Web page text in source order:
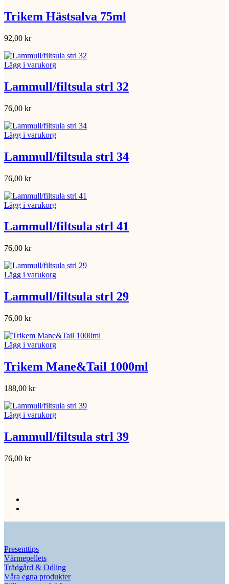
Trikem Hästsalva 75ml
92,00 kr
Lägg i varukorg
Lammull/filtsula strl 32
76,00 kr
Lägg i varukorg
Lammull/filtsula strl 34
76,00 kr
Lägg i varukorg
Lammull/filtsula strl 41
76,00 kr
Lägg i varukorg
Lammull/filtsula strl 29
76,00 kr
Lägg i varukorg
Trikem Mane&Tail 1000ml
188,00 kr
Lägg i varukorg
Lammull/filtsula strl 39
76,00 kr
Presenttips
Värmepellets
Trädgård & Odling
Våra egna produkter